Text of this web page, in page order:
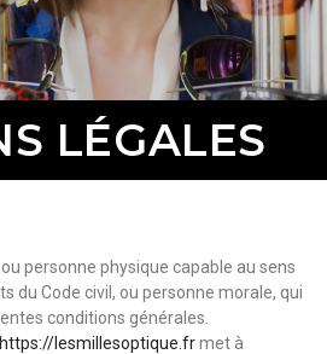
LÉGALES
personne physique capable au sens
du Code civil, ou personne morale, qui
conditions générales.
https://lesmillesoptique.frmet à